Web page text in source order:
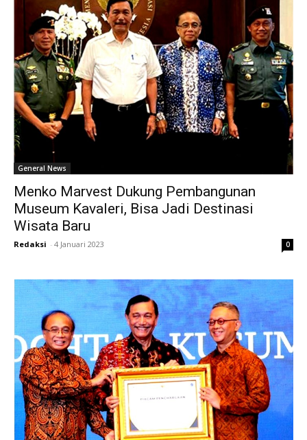
General News
Menko Marvest Dukung Pembangunan
Museum Kavaleri, Bisa Jadi Destinasi
Wisata Baru
Redaksi - 4 Januari 2023 0